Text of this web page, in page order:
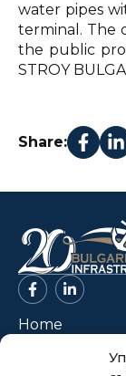
water pipes
terminal. The
the public
STROY
Share:
Home